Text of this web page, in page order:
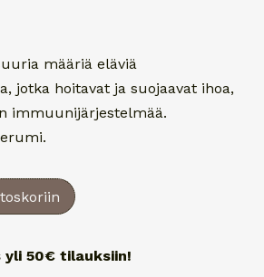
määriä eläviä
jotka hoitavat ja suojaavat ihoa,
immuunijärjestelmää.
yli 50€ tilauksiin!